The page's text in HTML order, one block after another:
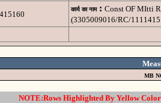
कार्य का नाम : Const OF MItti
(3305009016/RC/
MB
NOTE:Rows Highlighted By Yellow